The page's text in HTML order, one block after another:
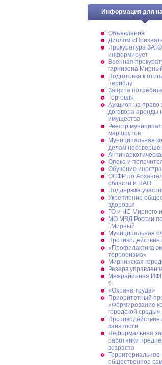
Информация для
Объявления
Диплом
Прокуратура
информирует
Военная
гарнизона
Подготовка к
периоду
Защита
Торговля
Аукцион на право
договора аренды
имущества
Реестр
маршрутов
Муниципальная
делам
Опека и
Обучение
ОСФР по
области и НАО
Поддержка
Укрепление
здоровья
ГО и ЧС Мирного
МО МВД России
г.Мирный
Муниципальная
Противодействие
«Профилактика
терроризма»
Мирнинская
Резерв
Межрайонная
6
«Охрана труда»
Приоритетный
«Формирование
городской среды»
Противодействие
занятости
Неформальная
работники
возраста
Территориальное
общественное